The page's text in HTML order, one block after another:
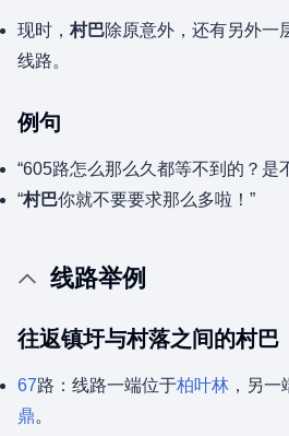
现时， 村巴除原意外，还有另外一
线路。
例句
“605路怎么那么久都等不到的？是
“村巴你就不要要求那么多啦！”
线路举例
往返镇圩与村落之间的村巴
67路：线路一端位于柏叶林 ，另
鼎。